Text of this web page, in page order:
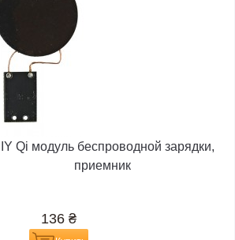
Qi модуль беспроводной зарядки,
приемник
136 ₴